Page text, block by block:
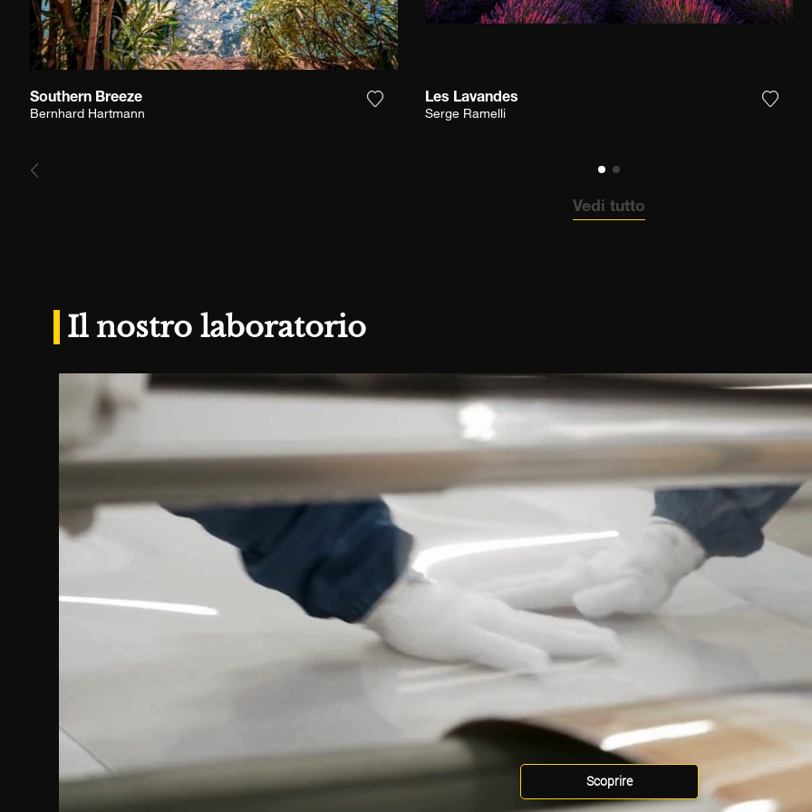
Southern Breeze
Bernhard Hartmann Aggiungi la fotografia alla mia lista dei desideri
Les Lavandes
Serge Ramelli
Vedi tutto
Il nostro laboratorio
Scoprire